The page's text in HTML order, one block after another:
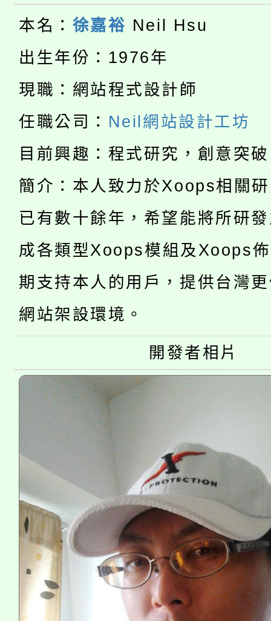
半價優惠，詳情可洽有
者。
份教師增能研習
大溪自造教育及科技中
份教師研習
會115年食農教育專業人
「本色祭」8/29、30在
場熱烈登場!
8/21下午1時於龍潭區
徵才活動。
YOUNG桃局內行報名
局官網。
8月14至27日，桃園電
開!
115年桃園市運動會8/
田徑場及游泳池舉行。
桃園市低收入戶享有免
視費優惠，中低收入戶
半價優惠，詳情可洽有
大園自造教育及科技中
份教師增能研習
大溪自造教育及科技中
份教師研習
淨零綠生活教案入校路
會
115年食農教育專業人
本名： 徐嘉裕 Neil Hsu
出生年份：1976年
現職：網站程式設計師
任職公司： Neil網站設計工坊
目前興趣：程式研究，創意突
簡介：本人致力於Xoops相關
已有數十餘年，希望能將所研
成各類型Xoops模組及Xoops
期支持本人的用戶，提供台灣
網站架設環境。
開發者相片